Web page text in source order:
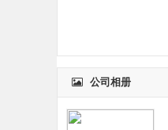
公司相册